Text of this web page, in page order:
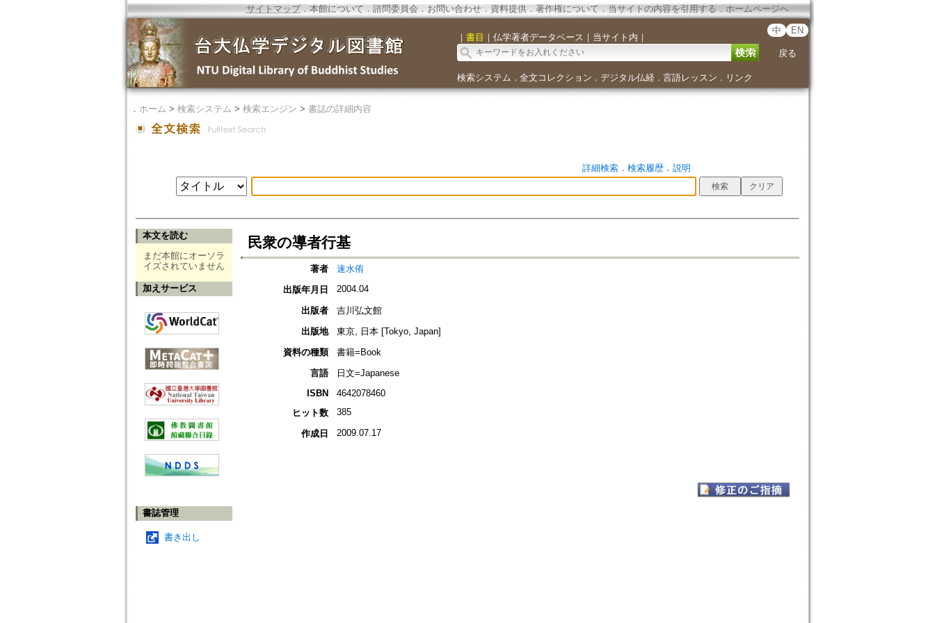
サイトマップ．本館について ． 諮問委員会． お問い合わせ． 資料提供． 著作権について．当サイトの内容を引用する ． ホームページへ
｜ 書目 ｜ 仏学著者データベース ｜ 当サイト内 ｜
中 EN
戻る
検索システム ． 全文コレクション ． デジタル仏経． 言語レッスン ． リンク
． ホーム > 検索システム > 検索エンジン > 書誌の詳細内容
詳細検索． 検索履歴． 説明
本文を読む
まだ本館にオーソラ
イズされていません
加えサービス
書誌管理
書き出し
民衆の導者行基
著者
速水侑
出版年月日
2004.04
出版者
吉川弘文館
出版地
東京, 日本 [Tokyo, Japan]
資料の種類
書籍=Book
言語
日文=Japanese
ISBN
4642078460
ヒット数
385
作成日 2009.07.17